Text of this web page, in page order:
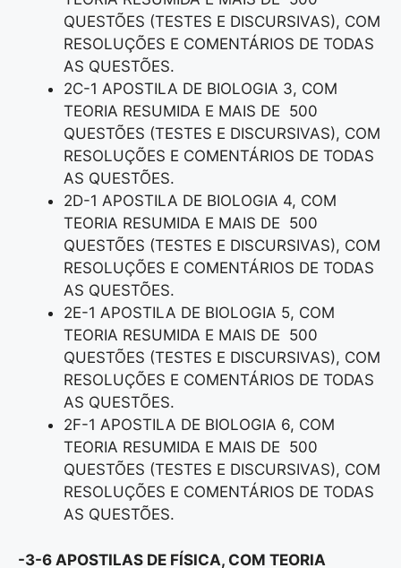
QUESTÕES (TESTES E DISCURSIVAS), COM
RESOLUÇÕES E COMENTÁRIOS DE TODAS
AS QUESTÕES.
2C-1 APOSTILA DE BIOLOGIA 3, COM
TEORIA RESUMIDA E MAIS DE 500
QUESTÕES (TESTES E DISCURSIVAS), COM
RESOLUÇÕES E COMENTÁRIOS DE TODAS
AS QUESTÕES.
2D-1 APOSTILA DE BIOLOGIA 4, COM
TEORIA RESUMIDA E MAIS DE 500
QUESTÕES (TESTES E DISCURSIVAS), COM
RESOLUÇÕES E COMENTÁRIOS DE TODAS
AS QUESTÕES.
2E-1 APOSTILA DE BIOLOGIA 5, COM
TEORIA RESUMIDA E MAIS DE 500
QUESTÕES (TESTES E DISCURSIVAS), COM
RESOLUÇÕES E COMENTÁRIOS DE TODAS
AS QUESTÕES.
2F-1 APOSTILA DE BIOLOGIA 6, COM
TEORIA RESUMIDA E MAIS DE 500
QUESTÕES (TESTES E DISCURSIVAS), COM
RESOLUÇÕES E COMENTÁRIOS DE TODAS
AS QUESTÕES.
-3-6 APOSTILAS DE FÍSICA, COM TEORIA